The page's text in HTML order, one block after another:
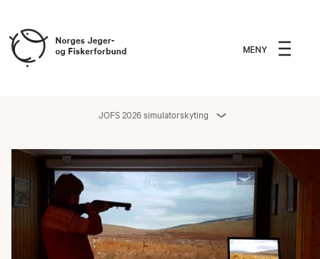
MENY
JOFS 2026 simulatorskyting